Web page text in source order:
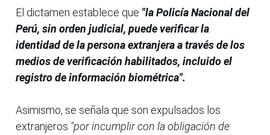
El dictamen establece que "la Policía Nacional del
Perú, sin orden judicial, puede verificar la
identidad de la persona extranjera a través de los
medios de verificación habilitados, incluido el
registro de información biométrica".
Asimismo, se señala que son expulsados los
extranjeros "por incumplir con la obligación de